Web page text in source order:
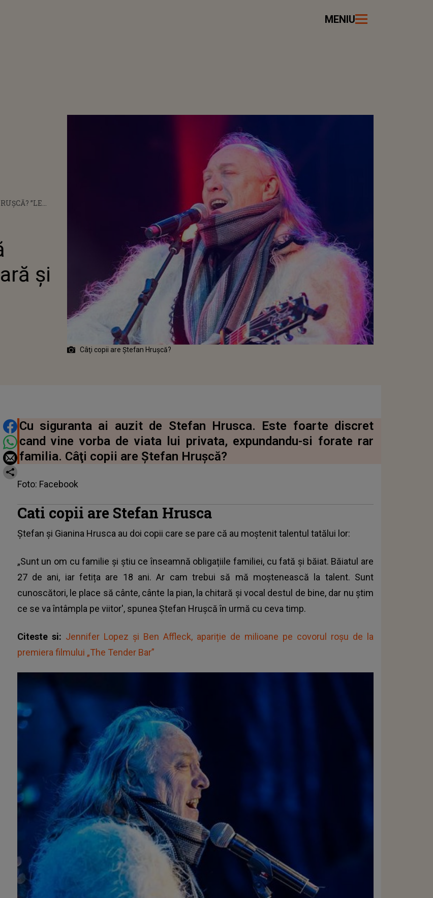
MENIU
”LE
și
Câţi copii are Ştefan Hruşcă?
DISTRIBUIE ARTICOLUL
Cu siguranta ai auzit de Stefan Hrusca. Este foarte discret
cand vine vorba de viata lui privata, expundandu-si forate rar
familia. Câţi copii are Ştefan Hruşcă?
Foto: Facebook
Cati copii are Stefan Hrusca
Ștefan și Gianina Hrusca au doi copii care se pare că au moștenit talentul tatălui lor:
„Sunt un om cu familie și știu ce înseamnă obligațiile familiei, cu fată și băiat. Băiatul are
27 de ani, iar fetița are 18 ani. Ar cam trebui să mă moștenească la talent. Sunt
cunoscători, le place să cânte, cânte la pian, la chitară și vocal destul de bine, dar nu știm
ce se va întâmpla pe viitor', spunea Ștefan Hrușcă în urmă cu ceva timp.
Citeste si: Jennifer Lopez și Ben Affleck, apariție de milioane pe covorul roșu de la
premiera filmului „The Tender Bar”